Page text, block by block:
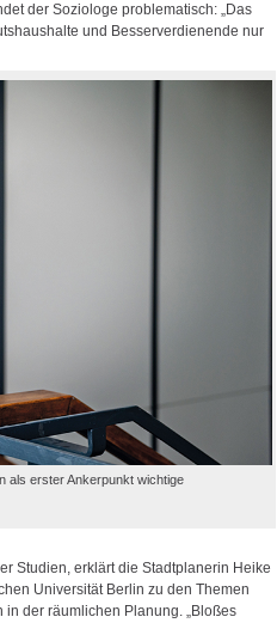
der Soziologe problematisch: „Das
und Besserverdienende nur
als erster Ankerpunkt wichtige
Studien, erklärt die Stadtplanerin Heike
Universität Berlin zu den Themen
der räumlichen Planung. „Bloßes